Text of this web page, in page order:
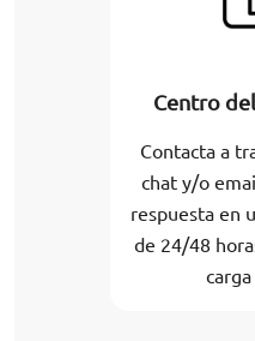
Centro
Contacta a
chat y/o
respuesta en
de 24/48